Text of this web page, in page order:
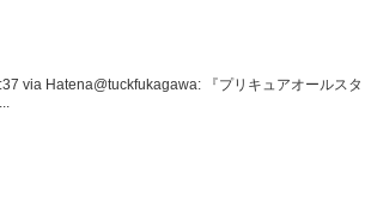
via Hatena@tuckfukagawa: 『プリキュアオールスタ